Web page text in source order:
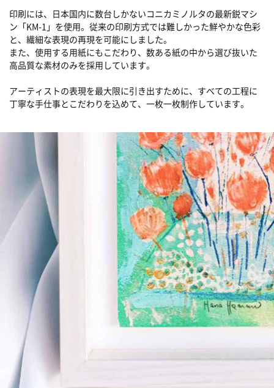
印刷には、日本国内に数台しかないコニカミノルタの最新鋭マシ
ン「KM-1」を使用。従来の印刷方式では難しかった鮮やかな色彩
と、繊細な表現の再現を可能にしました。
また、使用する用紙にもこだわり、数ある紙の中から選び抜いた
高品質な素材のみを採用しています。
アーティストの表現を最大限に引き出すために、すべての工程に
丁寧な手仕事とこだわりを込めて、一枚一枚制作しています。